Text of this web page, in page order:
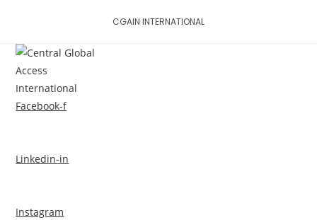
content
CGAIN INTERNATIONAL
Facebook-f
Linkedin-in
Instagram